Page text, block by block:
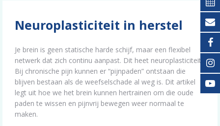
Neuroplasticiteit in herstel
Je brein is geen statische harde schijf, maar een flexibel
netwerk dat zich continu aanpast. Dit heet neuroplasticiteit.
Bij chronische pijn kunnen er “pijnpaden” ontstaan die
blijven bestaan als de weefselschade al weg is. Dit artikel
legt uit hoe we het brein kunnen hertrainen om die oude
paden te wissen en pijnvrij bewegen weer normaal te
maken.